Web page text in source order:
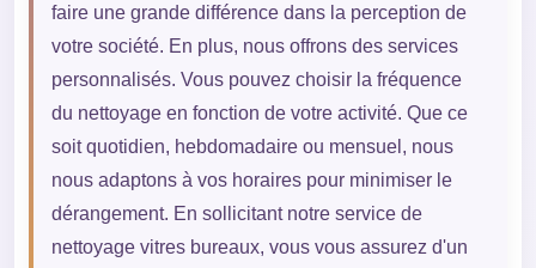
faire une grande différence dans la perception de
votre société. En plus, nous offrons des services
personnalisés. Vous pouvez choisir la fréquence
du nettoyage en fonction de votre activité. Que ce
soit quotidien, hebdomadaire ou mensuel, nous
nous adaptons à vos horaires pour minimiser le
dérangement. En sollicitant notre service de
nettoyage vitres bureaux, vous vous assurez d'un